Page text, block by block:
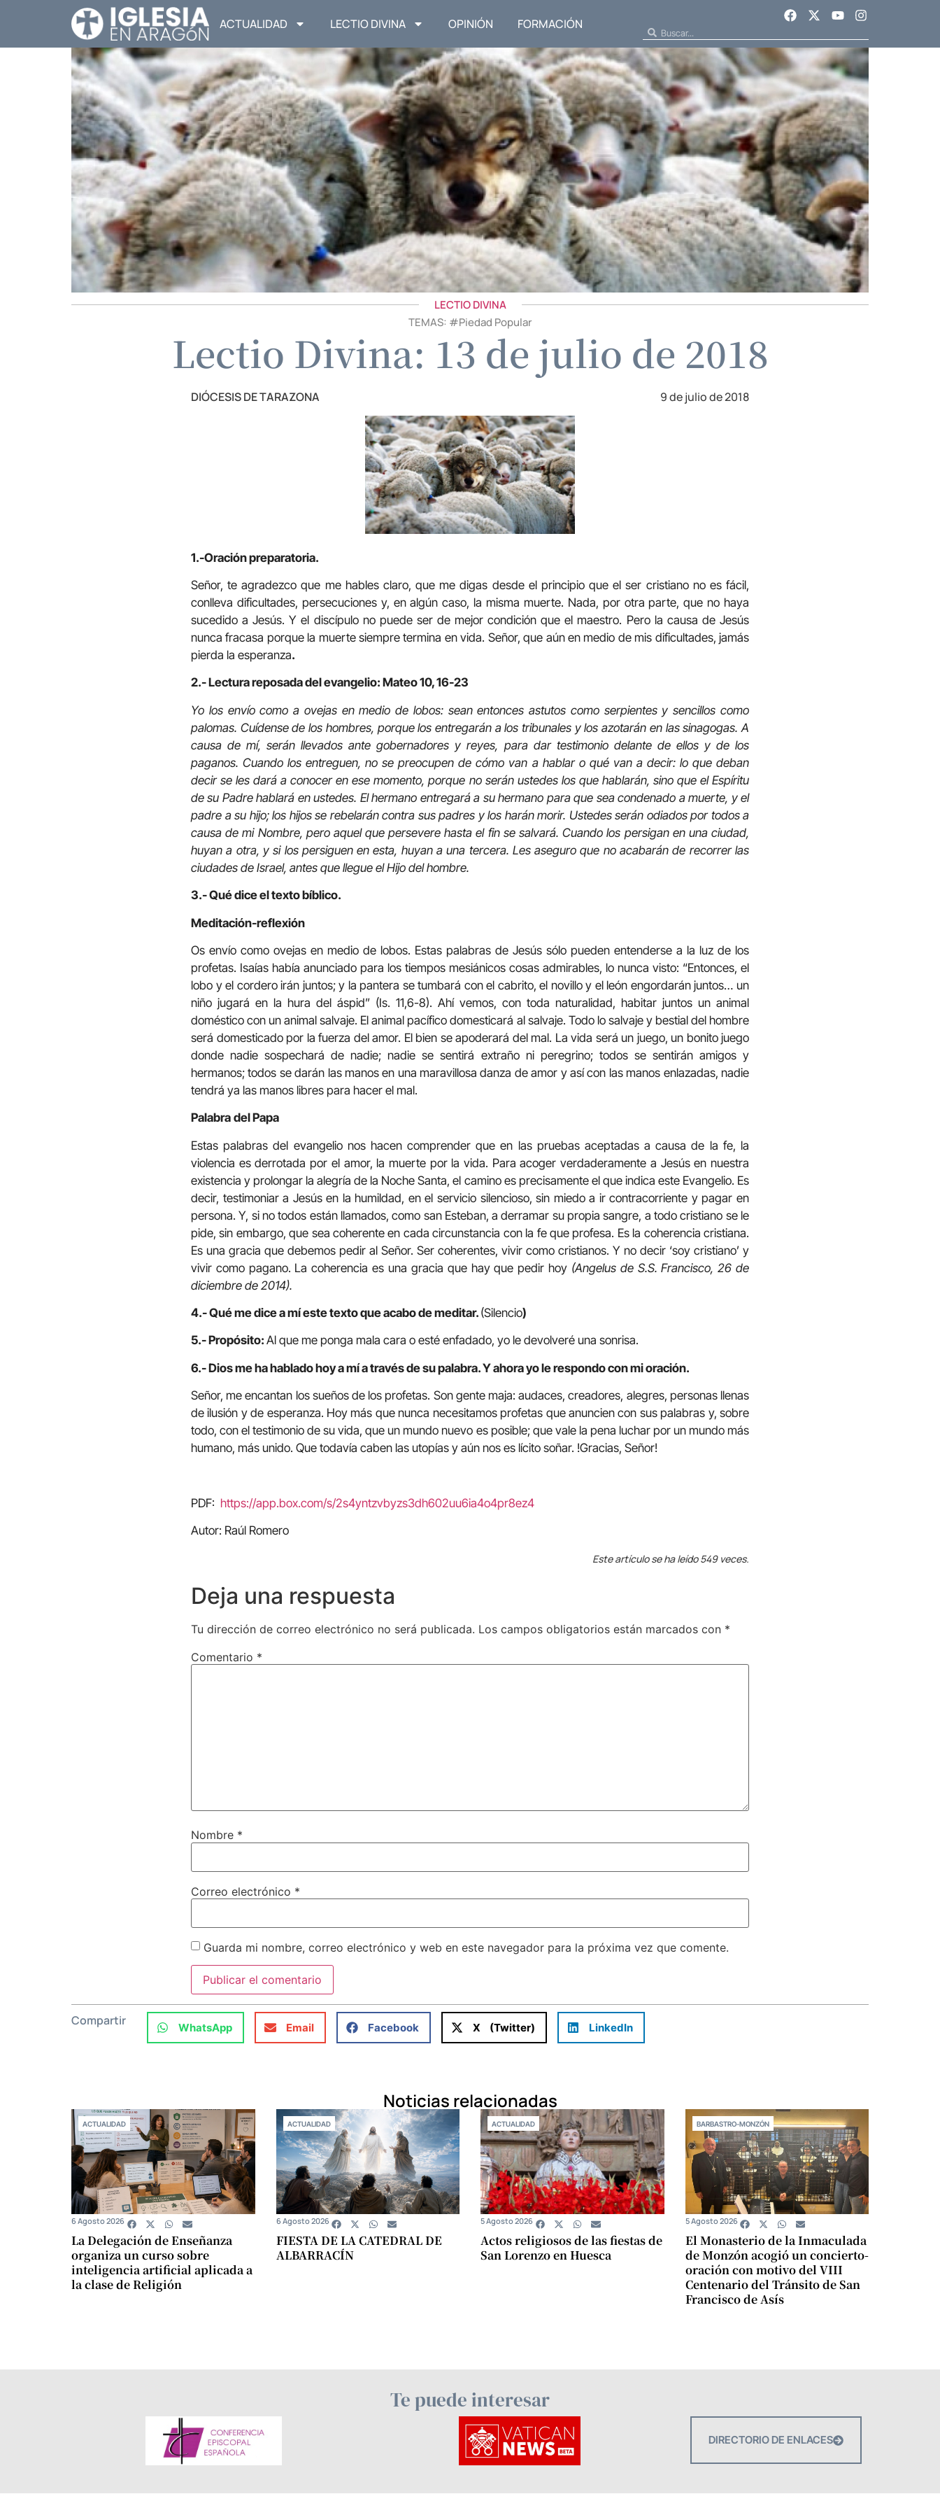
ACTUALIDAD LECTIO DIVINA OPINIÓN FORMACIÓN
LECTIO DIVINA
TEMAS: #Piedad Popular
Lectio Divina: 13 de julio de 2018
DIÓCESIS DE TARAZONA 9 de julio de 2018
1.-Oración preparatoria.
Señor, te agradezco que me hables claro, que me digas desde el principio que el ser cristiano no es fácil,
conlleva dificultades, persecuciones y, en algún caso, la misma muerte. Nada, por otra parte, que no haya
sucedido a Jesús. Y el discípulo no puede ser de mejor condición que el maestro. Pero la causa de Jesús
nunca fracasa porque la muerte siempre termina en vida. Señor, que aún en medio de mis dificultades, jamás
pierda la esperanza.
2.- Lectura reposada del evangelio: Mateo 10, 16-23
Yo los envío como a ovejas en medio de lobos: sean entonces astutos como serpientes y sencillos como
palomas. Cuídense de los hombres, porque los entregarán a los tribunales y los azotarán en las sinagogas. A
causa de mí, serán llevados ante gobernadores y reyes, para dar testimonio delante de ellos y de los
paganos. Cuando los entreguen, no se preocupen de cómo van a hablar o qué van a decir: lo que deban
decir se les dará a conocer en ese momento, porque no serán ustedes los que hablarán, sino que el Espíritu
de su Padre hablará en ustedes. El hermano entregará a su hermano para que sea condenado a muerte, y el
padre a su hijo; los hijos se rebelarán contra sus padres y los harán morir. Ustedes serán odiados por todos a
causa de mi Nombre, pero aquel que persevere hasta el fin se salvará. Cuando los persigan en una ciudad,
huyan a otra, y si los persiguen en esta, huyan a una tercera. Les aseguro que no acabarán de recorrer las
ciudades de Israel, antes que llegue el Hijo del hombre.
3.- Qué dice el texto bíblico.
Meditación-reflexión
Os envío como ovejas en medio de lobos. Estas palabras de Jesús sólo pueden entenderse a la luz de los
profetas. Isaías había anunciado para los tiempos mesiánicos cosas admirables, lo nunca visto: “Entonces, el
lobo y el cordero irán juntos; y la pantera se tumbará con el cabrito, el novillo y el león engordarán juntos… un
niño jugará en la hura del áspid” (Is. 11,6-8). Ahí vemos, con toda naturalidad, habitar juntos un animal
doméstico con un animal salvaje. El animal pacífico domesticará al salvaje. Todo lo salvaje y bestial del hombre
será domesticado por la fuerza del amor. El bien se apoderará del mal. La vida será un juego, un bonito juego
donde nadie sospechará de nadie; nadie se sentirá extraño ni peregrino; todos se sentirán amigos y
hermanos; todos se darán las manos en una maravillosa danza de amor y así con las manos enlazadas, nadie
tendrá ya las manos libres para hacer el mal.
Palabra del Papa
Estas palabras del evangelio nos hacen comprender que en las pruebas aceptadas a causa de la fe, la
violencia es derrotada por el amor, la muerte por la vida. Para acoger verdaderamente a Jesús en nuestra
existencia y prolongar la alegría de la Noche Santa, el camino es precisamente el que indica este Evangelio. Es
decir, testimoniar a Jesús en la humildad, en el servicio silencioso, sin miedo a ir contracorriente y pagar en
persona. Y, si no todos están llamados, como san Esteban, a derramar su propia sangre, a todo cristiano se le
pide, sin embargo, que sea coherente en cada circunstancia con la fe que profesa. Es la coherencia cristiana.
Es una gracia que debemos pedir al Señor. Ser coherentes, vivir como cristianos. Y no decir ‘soy cristiano’ y
vivir como pagano. La coherencia es una gracia que hay que pedir hoy (Angelus de S.S. Francisco, 26 de
diciembre de 2014).
4.- Qué me dice a mí este texto que acabo de meditar. (Silencio)
5.- Propósito: Al que me ponga mala cara o esté enfadado, yo le devolveré una sonrisa.
6.- Dios me ha hablado hoy a mí a través de su palabra. Y ahora yo le respondo con mi oración.
Señor, me encantan los sueños de los profetas. Son gente maja: audaces, creadores, alegres, personas llenas
de ilusión y de esperanza. Hoy más que nunca necesitamos profetas que anuncien con sus palabras y, sobre
todo, con el testimonio de su vida, que un mundo nuevo es posible; que vale la pena luchar por un mundo más
humano, más unido. Que todavía caben las utopías y aún nos es lícito soñar. !Gracias, Señor!
PDF: https://app.box.com/s/2s4yntzvbyzs3dh602uu6ia4o4pr8ez4
Autor: Raúl Romero
Este artículo se ha leído 549 veces.
Deja una respuesta
Tu dirección de correo electrónico no será publicada. Los campos obligatorios están marcados con *
Comentario *
Nombre *
Correo electrónico *
Guarda mi nombre, correo electrónico y web en este navegador para la próxima vez que comente.
Compartir WhatsApp Email Facebook X (Twitter) LinkedIn
Noticias relacionadas
ACTUALIDAD
La Delegación de Enseñanza
organiza un curso sobre
inteligencia artificial aplicada a
la clase de Religión
6 Agosto 2026
ACTUALIDAD
FIESTA DE LA CATEDRAL DE
ALBARRACÍN
6 Agosto 2026
ACTUALIDAD
Actos religiosos de las fiestas de
San Lorenzo en Huesca
5 Agosto 2026
BARBASTRO-MONZÓN
El Monasterio de la Inmaculada
de Monzón acogió un concierto-
oración con motivo del VIII
Centenario del Tránsito de San
Francisco de Asís
5 Agosto 2026
Te puede interesar
DIRECTORIO DE ENLACES